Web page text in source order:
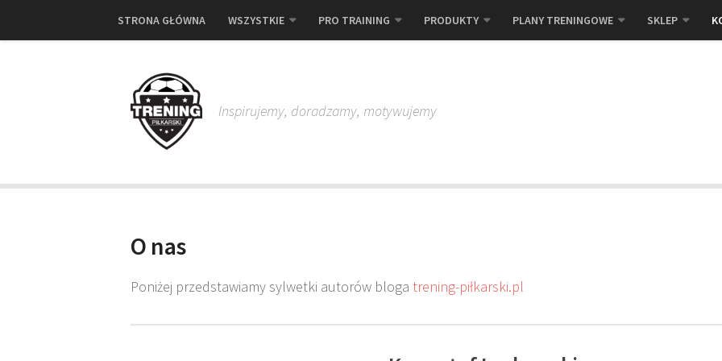
STRONA GŁÓWNA WSZYSTKIE PRO TRAINING PRODUKTY PLANY TRENINGOWE SKLEP
Inspirujemy, doradzamy, motywujemy
O nas
Poniżej przedstawiamy sylwetki autorów bloga trening-piłkarski.pl